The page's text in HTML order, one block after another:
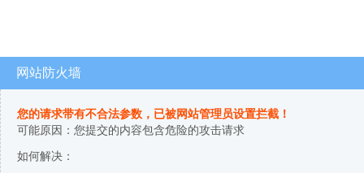
网站防火墙
您的请求带有不合法参数，已被网站管理员设置拦截！
可能原因：您提交的内容包含危险的攻击请求
如何解决：